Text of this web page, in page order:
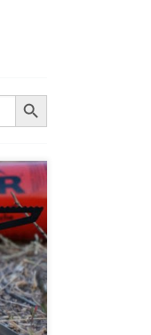
SEARCH BUTTON